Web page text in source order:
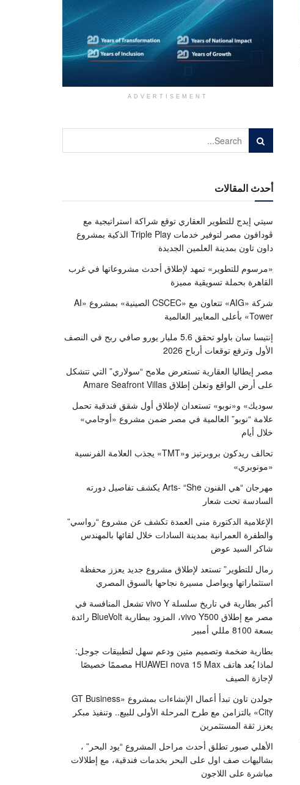
ADVERTISEMENT
أحدث المقالات
سيتي إيدج للتطوير العقاري توقع شراكة استراتيجية مع
ڤودافون مصر لتوفير خدمات Triple Play الذكية بمشروع
داون تاون بمدينة العلمين الجديدة
«مرسوم للتطوير» تمهد لإطلاق أحدث مشروعاتها في غرب
القاهرة بحملة تسويقية مميزة
شركة «AIG» تتعاون مع «CSCEC الصينية» بمشروع «AI
Tower» بأعلى المعايير العالمية
إنتيسا سان باولو تحقق 5.6 مليار يورو صافي ربح في النصف
الأول وترفع توقعات أرباح 2026
مصر إيطاليا العقارية تستعرض ملامح “سولاري” التي تتشكل
على أرض الواقع وتعلن إطلاق Amare Seafront Villas
سوديك» و«نوبو» تستعدان لإطلاق أول شقق فندقية تحمل
علامة “نوبو” العالمية في مصر ضمن مشروع «أوجامي»
خلال أيام
تحالف ريدكون بروبرتيز و«TMT» يجذب العلامة الفرنسية
«مونوبري»
مهرجان “هي الفنون Arts- “She يكشف تفاصيل دورته
السادسة تحت شعار
الإعلامية الدكتورة منى العمدة تكشف عن مشروع “رواسي”
والطفرة العمرانية بمدينة السادات خلال لقائها بالمهندس
شاكر السيد عوض
رمال للتطوير” تستعد لإطلاق مشروع جديد يعزز محفظة
استثماراتها ويواصل مسيرة نجاحها بالسوق المصري
أكبر بطارية في تاريخ سلسلة vivo Y تشعل المنافسة في
مصر مع إطلاق vivo Y500، المزود ببطارية BlueVolt رائدة
بسعة 8100 مللي أمبير
بطارية ضخمة وتصميم متين ودعم سهل لتطبيقات جوجل:
لماذا يُعد هاتف HUAWEI nova 15 Max مصممًا خصيصًا
لإجازة الصيف
جولدن تاون تبدأ أعمال الإنشاءات بمشروع «GT Business
City» بالتزامن مع طرح المرحلة الأولى للبيع.. وتنفيذ مبكر
يعزز ثقة المستثمرين
الأهلي صبور تطلق أحدث مراحل المشروع “يود البحر” ،
بشاليهات صف اول على البحر بخدمات فندقية، مع إطلالات
مباشرة على اللاجون